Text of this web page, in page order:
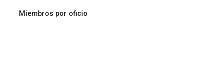
Miembros por oficio